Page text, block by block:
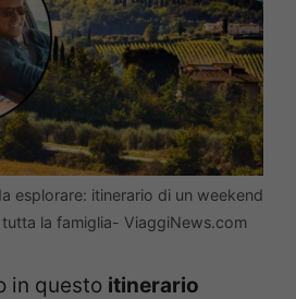
esplorare: itinerario di un weekend
la famiglia- ViaggiNews.com
in questo itinerario